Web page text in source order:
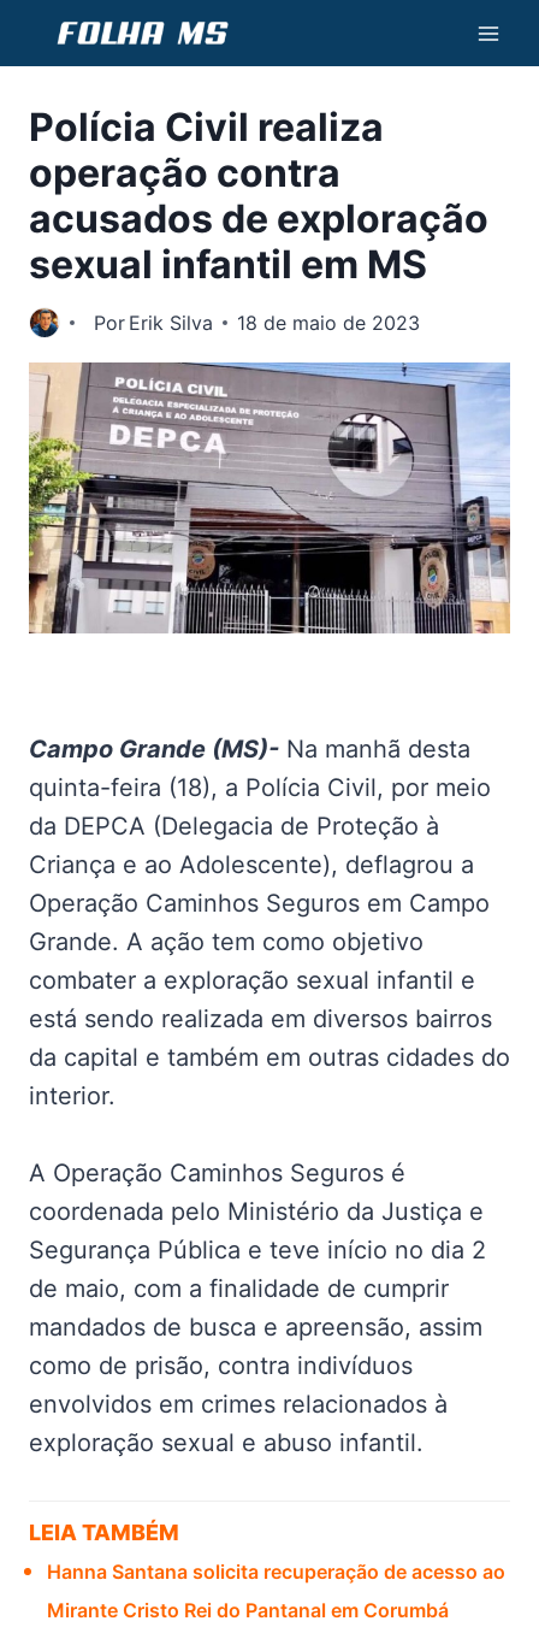
Conteúdo
Polícia Civil realiza
operação contra
acusados de exploração
sexual infantil em MS
Por Erik Silva 18 de maio de 2023
Campo Grande (MS)- Na manhã desta
quinta-feira (18), a Polícia Civil, por meio
da DEPCA (Delegacia de Proteção à
Criança e ao Adolescente), deflagrou a
Operação Caminhos Seguros em Campo
Grande. A ação tem como objetivo
combater a exploração sexual infantil e
está sendo realizada em diversos bairros
da capital e também em outras cidades do
interior.
A Operação Caminhos Seguros é
coordenada pelo Ministério da Justiça e
Segurança Pública e teve início no dia 2
de maio, com a finalidade de cumprir
mandados de busca e apreensão, assim
como de prisão, contra indivíduos
envolvidos em crimes relacionados à
exploração sexual e abuso infantil.
LEIA TAMBÉM
Hanna Santana solicita recuperação de acesso ao
Mirante Cristo Rei do Pantanal em Corumbá